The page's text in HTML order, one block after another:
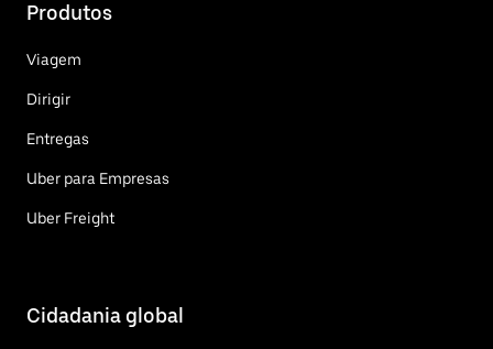
Produtos
Viagem
Dirigir
Entregas
Uber para Empresas
Uber Freight
Cidadania global